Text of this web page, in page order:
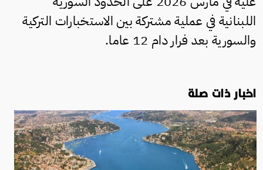
اللبنانية في عملية مشتركة بين الاستخبارات التركية
والسورية بعد فرار دام 12 عاما.
اخبار ذات صلة